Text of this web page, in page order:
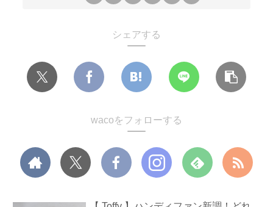
シェアする
wacoをフォローする